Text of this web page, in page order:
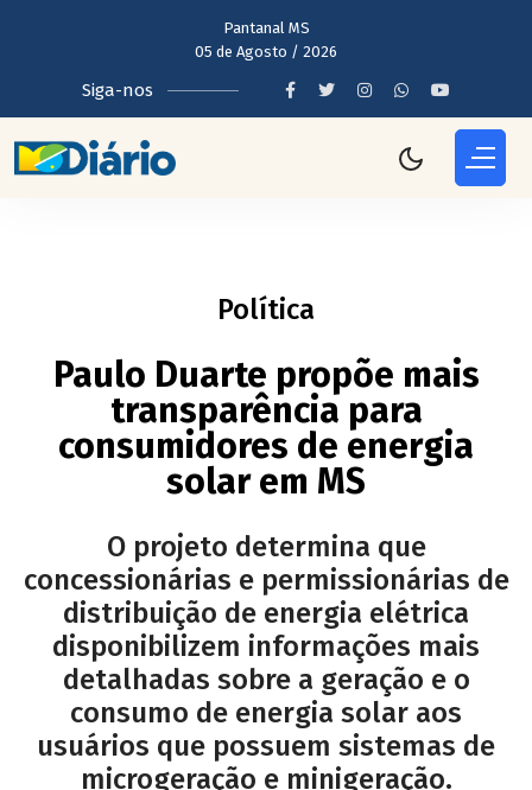
Pantanal MS
05 de Agosto / 2026
Siga-nos
Política
Paulo Duarte propõe mais
transparência para
consumidores de energia
solar em MS
O projeto determina que
concessionárias e permissionárias de
distribuição de energia elétrica
disponibilizem informações mais
detalhadas sobre a geração e o
consumo de energia solar aos
usuários que possuem sistemas de
microgeração e minigeração.